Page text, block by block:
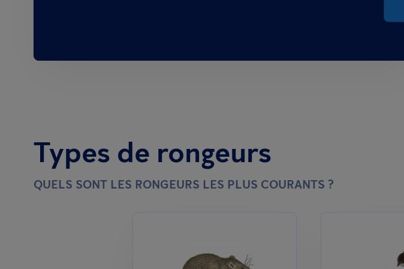
Types de rongeurs
QUELS SONT LES RONGEURS LES PLUS COURANTS ?